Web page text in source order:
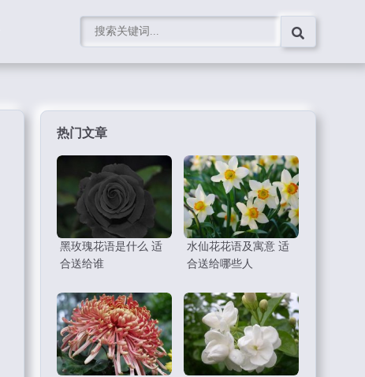
热门文章
黑玫瑰花语是什么 适
合送给谁
水仙花花语及寓意 适
合送给哪些人